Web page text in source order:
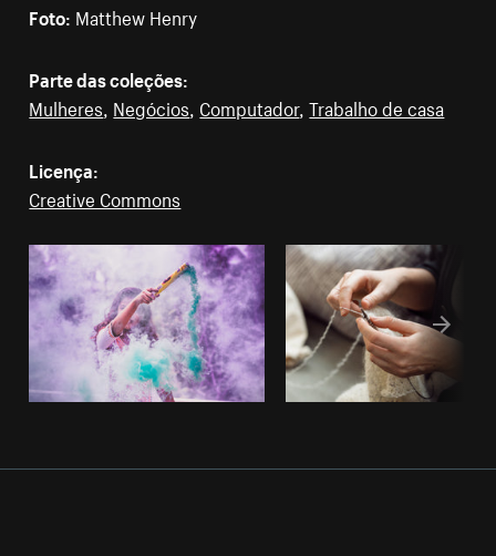
Foto: Matthew Henry
Parte das coleções:
Mulheres, Negócios, Computador,Trabalho de casa
Licença:
Creative Commons